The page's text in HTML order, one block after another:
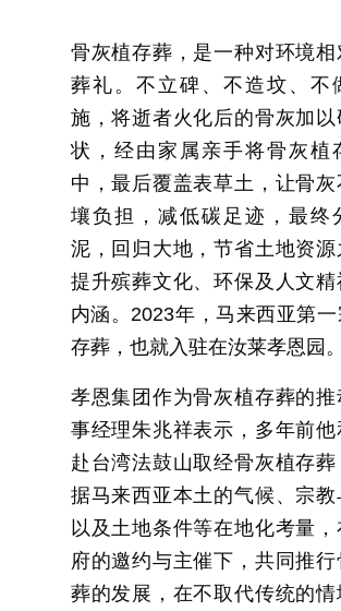
骨灰植存葬，是一种对环境相
葬礼。不立碑、不造坟、不
施，将逝者火化后的骨灰加
状，经由家属亲手将骨灰植
中，最后覆盖表草土，让骨
壤负担，减低碳足迹，最终
泥，回归大地，节省土地资
提升殡葬文化、环保及人文精
内涵。2023年，马来西亚第
存葬，也就入驻在汝莱孝恩园。
孝恩集团作为骨灰植存葬的
事经理朱兆祥表示，多年前
赴台湾法鼓山取经骨灰植存葬
据马来西亚本土的气候、宗教
以及土地条件等在地化考量，
府的邀约与主催下，共同推
葬的发展，在不取代传统的情